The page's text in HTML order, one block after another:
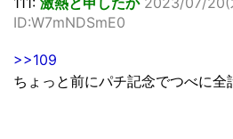
ID:W7mNDSmE0
>>109
ちょっと前にパチ記念でつべに全